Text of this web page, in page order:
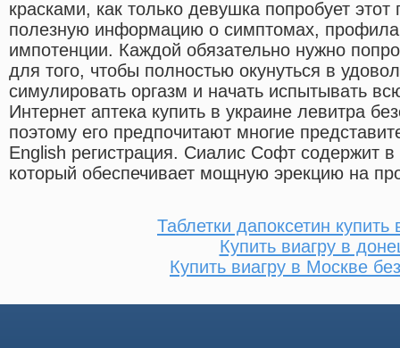
красками, как только девушка попробует
полезную информацию о симптомах,
импотенции. Каждой обязательно нужно
для того, чтобы полностью окунуться в
симулировать оргазм и начать испытывать
Интернет аптека купить в украине левитра
поэтому его предпочитают многие
English регистрация. Сиалис Софт содержит
который обеспечивает мощную эрекцию на
Таблетки дапоксетин купить
Купить виагру в
Купить виагру в Москве